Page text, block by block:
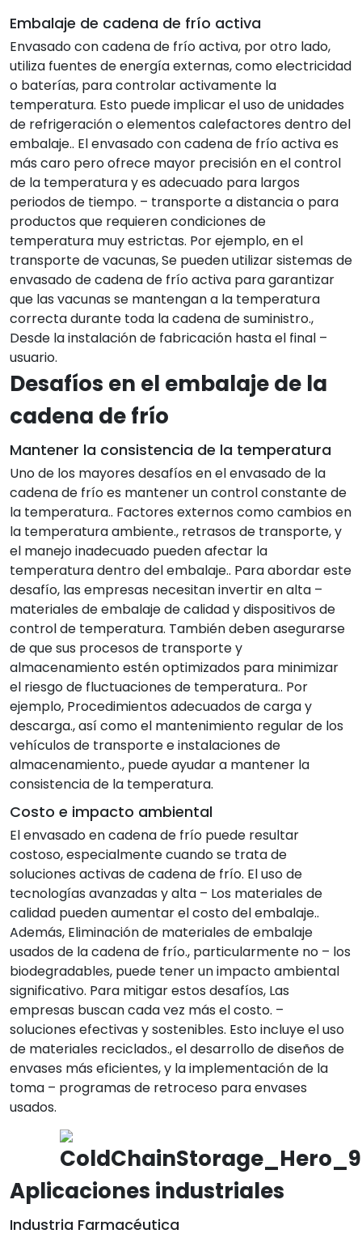
Embalaje de cadena de frío activa
Envasado con cadena de frío activa, por otro lado,
utiliza fuentes de energía externas, como electricidad
o baterías, para controlar activamente la
temperatura. Esto puede implicar el uso de unidades
de refrigeración o elementos calefactores dentro del
embalaje.. El envasado con cadena de frío activa es
más caro pero ofrece mayor precisión en el control
de la temperatura y es adecuado para largos
periodos de tiempo. – transporte a distancia o para
productos que requieren condiciones de
temperatura muy estrictas. Por ejemplo, en el
transporte de vacunas, Se pueden utilizar sistemas de
envasado de cadena de frío activa para garantizar
que las vacunas se mantengan a la temperatura
correcta durante toda la cadena de suministro.,
Desde la instalación de fabricación hasta el final –
usuario.
Desafíos en el embalaje de la
cadena de frío
Mantener la consistencia de la temperatura
Uno de los mayores desafíos en el envasado de la
cadena de frío es mantener un control constante de
la temperatura.. Factores externos como cambios en
la temperatura ambiente., retrasos de transporte, y
el manejo inadecuado pueden afectar la
temperatura dentro del embalaje.. Para abordar este
desafío, las empresas necesitan invertir en alta –
materiales de embalaje de calidad y dispositivos de
control de temperatura. También deben asegurarse
de que sus procesos de transporte y
almacenamiento estén optimizados para minimizar
el riesgo de fluctuaciones de temperatura.. Por
ejemplo, Procedimientos adecuados de carga y
descarga., así como el mantenimiento regular de los
vehículos de transporte e instalaciones de
almacenamiento., puede ayudar a mantener la
consistencia de la temperatura.
Costo e impacto ambiental
El envasado en cadena de frío puede resultar
costoso, especialmente cuando se trata de
soluciones activas de cadena de frío. El uso de
tecnologías avanzadas y alta – Los materiales de
calidad pueden aumentar el costo del embalaje..
Además, Eliminación de materiales de embalaje
usados ​​de la cadena de frío., particularmente no – los
biodegradables, puede tener un impacto ambiental
significativo. Para mitigar estos desafíos, Las
empresas buscan cada vez más el costo. –
soluciones efectivas y sostenibles. Esto incluye el uso
de materiales reciclados., el desarrollo de diseños de
envases más eficientes, y la implementación de la
toma – programas de retroceso para envases
usados.
Aplicaciones industriales
Industria Farmacéutica